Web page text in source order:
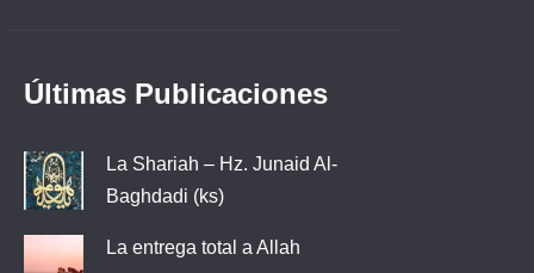
Últimas Publicaciones
La Shariah – Hz. Junaid Al-
Baghdadi (ks)
La entrega total a Allah